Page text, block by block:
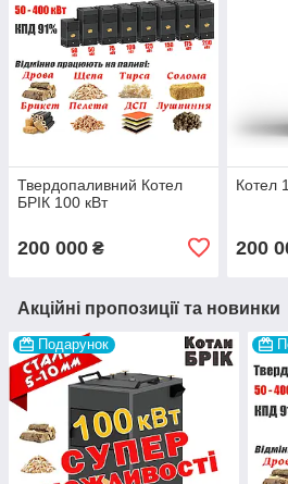
Твердопаливний Котел
БРІК 100 кВт
200 000 ₴
Котел
200
Акційні пропозиції та новинки
Подарунок